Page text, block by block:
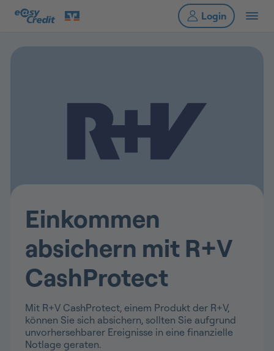
Einkommen
absichern mit R+V
CashProtect
Mit R+V CashProtect, einem Produkt der R+V,
können Sie sich absichern, sollten Sie aufgrund
unvorhersehbarer Ereignisse in eine finanzielle
Notlage geraten.